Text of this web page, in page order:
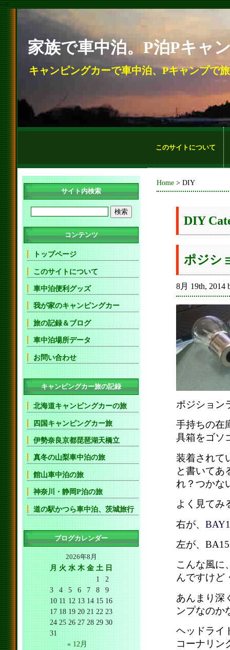
-->
家族で車中泊。P泊Pキャ
キャンピングカーで車中泊、Pキャンプで
このサイトについて
Home > DIY
DIY
ポジシ
8月 19th, 2014
ポジション
手持ちの在
具箱をゴソ
装着されて
と書いてあ
れ？つかな
よく見てみ
右が、
左が、
こんな風に
んですけど
あんまり深
ンプなのか
ヘッドライ
コーナリン
サイト内検索
コンテンツ
トップページ
このサイトについて
車中泊便利グッズ
我が家のキャンピングカー
旅の記録＆ブログ
車中泊場所データ
お問い合わせ
キャンピングカー旅の記録
北海道キャンピングカーの旅
四国キャンピングカー旅
伊勢奈良京都琵琶湖天橋立
真冬の山梨車中泊の旅
館山車中泊の旅
神奈川・静岡P泊の旅
道の駅かつら車中泊、茨城旅行
ブログカレンダー
2026年8月
月 火 水 木 金 土 日
1
2
3
4 5 6 7 8
9
10 11 12 13 14 15 16
17 18 19 20 21 22 23
24 25 26 27 28 29 30
31
« 12月